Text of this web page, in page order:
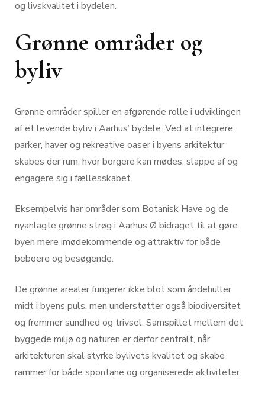
og livskvalitet i bydelen.
Grønne områder og
byliv
Grønne områder spiller en afgørende rolle i udviklingen
af et levende byliv i Aarhus’ bydele. Ved at integrere
parker, haver og rekreative oaser i byens arkitektur
skabes der rum, hvor borgere kan mødes, slappe af og
engagere sig i fællesskabet.
Eksempelvis har områder som Botanisk Have og de
nyanlagte grønne strøg i Aarhus Ø bidraget til at gøre
byen mere imødekommende og attraktiv for både
beboere og besøgende.
De grønne arealer fungerer ikke blot som åndehuller
midt i byens puls, men understøtter også biodiversitet
og fremmer sundhed og trivsel. Samspillet mellem det
byggede miljø og naturen er derfor centralt, når
arkitekturen skal styrke bylivets kvalitet og skabe
rammer for både spontane og organiserede aktiviteter.